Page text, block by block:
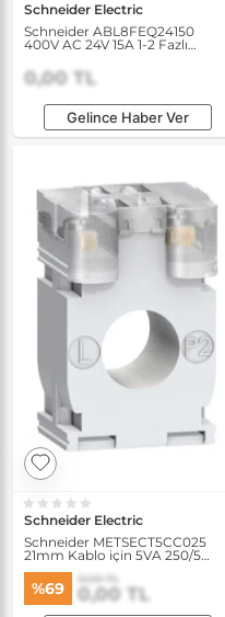
Schneider Electric
Schneider ABL8FEQ24150
400V AC 24V 15A 1-2 Fazlı
Kaynağı
0,00 TL
Gelince Haber Ver
Schneider Electric
Schneider METSECT5CC025
21mm Kablo için 5VA 250/5
Akım Transformatörü
%69 0,00 TL
0,00 TL